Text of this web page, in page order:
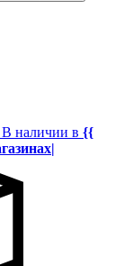
В наличии в {{